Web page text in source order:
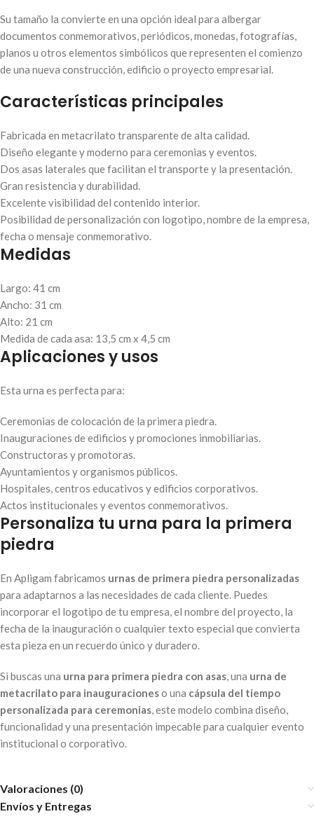
Su tamaño la convierte en una opción ideal para albergar
documentos conmemorativos, periódicos, monedas, fotografías,
planos u otros elementos simbólicos que representen el comienzo
de una nueva construcción, edificio o proyecto empresarial.
Características principales
Fabricada en metacrilato transparente de alta calidad.
Diseño elegante y moderno para ceremonias y eventos.
Dos asas laterales que facilitan el transporte y la presentación.
Gran resistencia y durabilidad.
Excelente visibilidad del contenido interior.
Posibilidad de personalización con logotipo, nombre de la empresa,
fecha o mensaje conmemorativo.
Medidas
Largo: 41 cm
Ancho: 31 cm
Alto: 21 cm
Medida de cada asa: 13,5 cm x 4,5 cm
Aplicaciones y usos
Esta urna es perfecta para:
Ceremonias de colocación de la primera piedra.
Inauguraciones de edificios y promociones inmobiliarias.
Constructoras y promotoras.
Ayuntamientos y organismos públicos.
Hospitales, centros educativos y edificios corporativos.
Actos institucionales y eventos conmemorativos.
Personaliza tu urna para la primera
piedra
En Apligam fabricamos urnas de primera piedra personalizadas
para adaptarnos a las necesidades de cada cliente. Puedes
incorporar el logotipo de tu empresa, el nombre del proyecto, la
fecha de la inauguración o cualquier texto especial que convierta
esta pieza en un recuerdo único y duradero.
Si buscas una urna para primera piedra con asas, una urna de
metacrilato para inauguracioneso una cápsula del tiempo
personalizada para ceremonias, este modelo combina diseño,
funcionalidad y una presentación impecable para cualquier evento
institucional o corporativo.
Valoraciones (0)
Envíos y Entregas